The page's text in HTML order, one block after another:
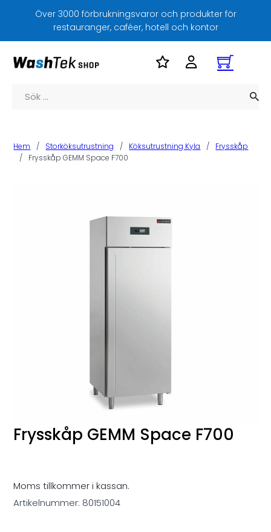
Över 3000 förbrukningsvaror och produkter för
restauranger, caféer, hotell och kontor
Sök
Hem / Storköksutrustning / Köksutrustning Kyla /
Frysskåp
/
Frysskåp GEMM Space F700
Frysskåp GEMM Space F700
Moms tillkommer i kassan.
Artikelnummer: 80151004